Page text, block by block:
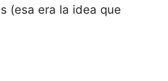
(esa era la idea que